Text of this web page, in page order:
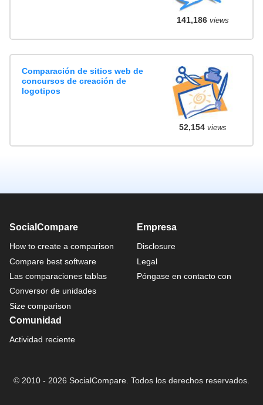
141,186views
Comparación de sitios web de
concursos de creación de
logotipos
52,154views
SocialCompare
How to create a comparison
Compare best software
Las comparaciones tablas
Conversor de unidades
Size comparison
Empresa
Disclosure
Legal
Póngase en contacto con
Comunidad
Actividad reciente
© 2010 - 2026 SocialCompare. Todos los derechos reservados.